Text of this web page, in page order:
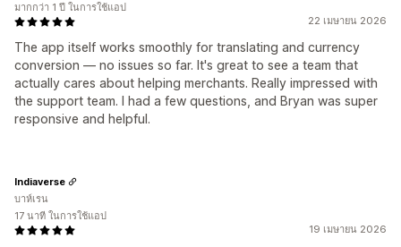
22 เมษายน 2026
The app itself works smoothly for translating and currency
conversion — no issues so far. It's great to see a team that
actually cares about helping merchants. Really impressed with
the support team. I had a few questions, and Bryan was super
responsive and helpful.
มากกว่า 1 ปี ในการใช้แอป
19 เมษายน 2026
Indiaverse
บาห์เรน
17 นาที ในการใช้แอป